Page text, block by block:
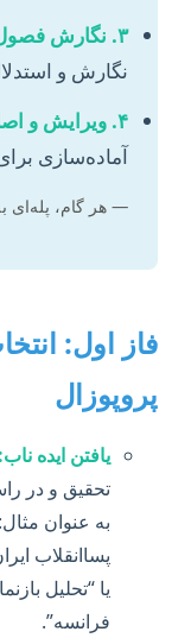
۳. نگارش فصول و تحلیل:
نگارش و
۴. ویرایش و اصلاح نهایی:
آماده‌سازی
— هر گام،
فاز اول:
پروپوزال
یافتن ایده ناب:
تحقیق و در
به عنوان
پساانقلاب
یا “تحلیل
فرانسه”.